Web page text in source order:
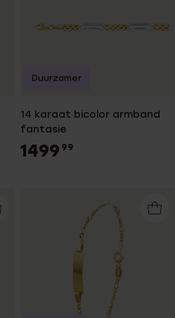
14 karaat bicolor armband
fantasie
1499 99
Duurzamer